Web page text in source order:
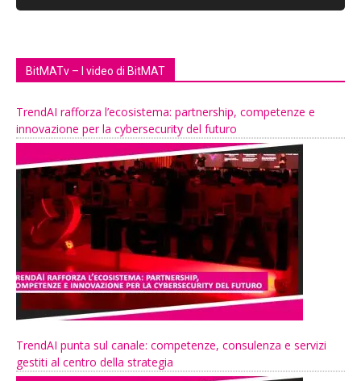
BitMATv – I video di BitMAT
TrendAI rafforza l’ecosistema: partnership, competenze e
innovazione per la cybersecurity del futuro
TrendAI punta sul canale: competenze, consulenza e servizi
gestiti al centro della strategia